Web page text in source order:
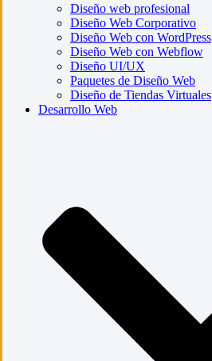
Diseño web profesional
Diseño Web Corporativo
Diseño Web con WordPress
Diseño Web con Webflow
Diseño UI/UX
Paquetes de Diseño Web
Diseño de Tiendas Virtuales
Desarrollo Web